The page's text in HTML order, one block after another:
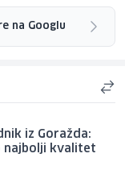
na Googlu
iz Goražda:
najbolji kvalitet